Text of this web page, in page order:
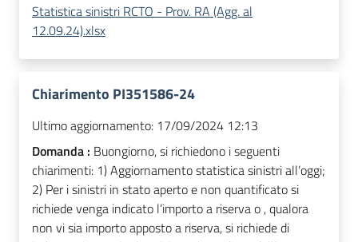
Statistica sinistri RCTO - Prov. RA (Agg. al
12.09.24).xlsx
Chiarimento PI351586-24
Ultimo aggiornamento: 17/09/2024 12:13
Domanda : Buongiorno, si richiedono i seguenti
chiarimenti: 1) Aggiornamento statistica sinistri all’oggi;
2) Per i sinistri in stato aperto e non quantificato si
richiede venga indicato l’importo a riserva o , qualora
non vi sia importo apposto a riserva, si richiede di